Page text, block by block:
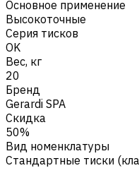
Основное применение
Высокоточные
Серия тисков
OK
Вес, кг
20
Бренд
Gerardi SPA
Скидка
50%
Вид номенклатуры
Стандартные тиски